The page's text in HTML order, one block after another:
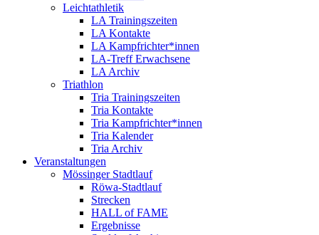
Leichtathletik
LA Trainingszeiten
LA Kontakte
LA Kampfrichter*innen
LA-Treff Erwachsene
LA Archiv
Triathlon
Tria Trainingszeiten
Tria Kontakte
Tria Kampfrichter*innen
Tria Kalender
Tria Archiv
Veranstaltungen
Mössinger Stadtlauf
Röwa-Stadtlauf
Strecken
HALL of FAME
Ergebnisse